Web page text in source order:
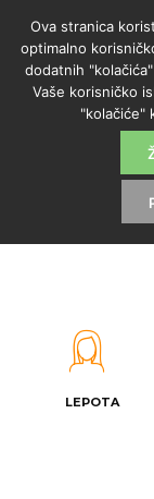
PONUDE
LEPOTA
LEPOTA
Ova stranica
optimalno
dodatnih
Vaše korisničko
"kolačiće"